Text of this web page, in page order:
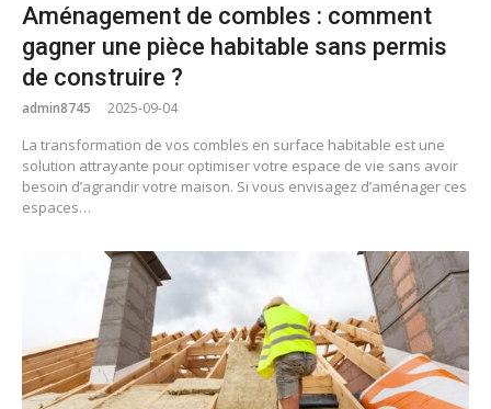
Aménagement de combles : comment
gagner une pièce habitable sans permis
de construire ?
admin8745 2025-09-04
La transformation de vos combles en surface habitable est une
solution attrayante pour optimiser votre espace de vie sans avoir
besoin d’agrandir votre maison. Si vous envisagez d’aménager ces
espaces…